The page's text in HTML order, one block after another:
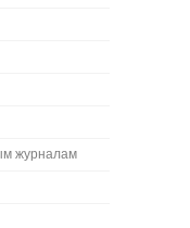
журналам